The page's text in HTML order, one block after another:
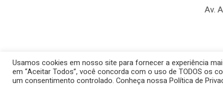
Av.
Usamos cookies em nosso site para fornecer a experiência
em “Aceitar Todos”, você concorda com o uso de TODOS os
um consentimento controlado. Conheça nossa Política de